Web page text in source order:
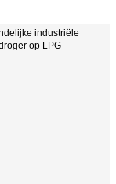
industriële
op LPG